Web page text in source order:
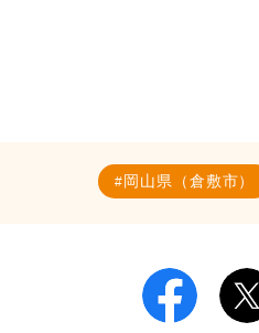
岡山県（倉敷市）